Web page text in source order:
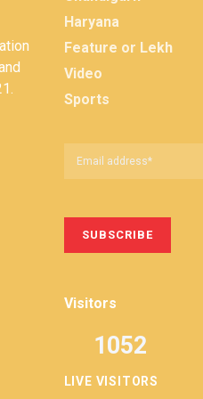
Haryana
Feature or Lekh
Video
Sports
Visitors
LIVE VISITORS
1052